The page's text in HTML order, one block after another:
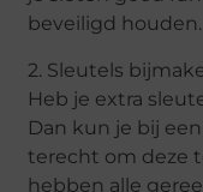
beveiligd houden.
2. Sleutels
Heb je extra
Dan kun je bij
terecht om deze
hebben alle